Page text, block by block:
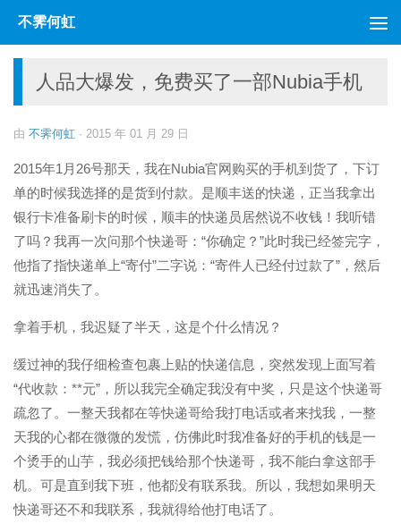
跳至内容
不霁何虹
人品大爆发，免费买了一部Nubia手机
由 不霁何虹 · 2015 年 01 月 29 日
2015年1月26号那天，我在Nubia官网购买的手机到货了，下订
单的时候我选择的是货到付款。是顺丰送的快递，正当我拿出
银行卡准备刷卡的时候，顺丰的快递员居然说不收钱！我听错
了吗？我再一次问那个快递哥：“你确定？”此时我已经签完字，
他指了指快递单上“寄付”二字说：“寄件人已经付过款了”，然后
就迅速消失了。
拿着手机，我迟疑了半天，这是个什么情况？
缓过神的我仔细检查包裹上贴的快递信息，突然发现上面写着
“代收款：**元”，所以我完全确定我没有中奖，只是这个快递哥
疏忽了。一整天我都在等快递哥给我打电话或者来找我，一整
天我的心都在微微的发慌，仿佛此时我准备好的手机的钱是一
个烫手的山芋，我必须把钱给那个快递哥，我不能白拿这部手
机。可是直到我下班，他都没有联系我。所以，我想如果明天
快递哥还不和我联系，我就得给他打电话了。